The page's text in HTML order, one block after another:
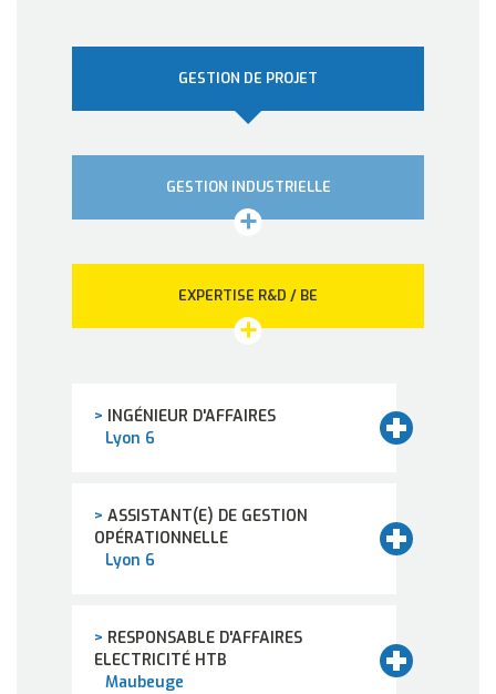
GESTION DE PROJET
GESTION INDUSTRIELLE
EXPERTISE R&D / BE
> INGÉNIEUR D'AFFAIRES
Lyon 6
> ASSISTANT(E) DE GESTION
OPÉRATIONNELLE
Lyon 6
> RESPONSABLE D'AFFAIRES
ELECTRICITÉ HTB
Maubeuge